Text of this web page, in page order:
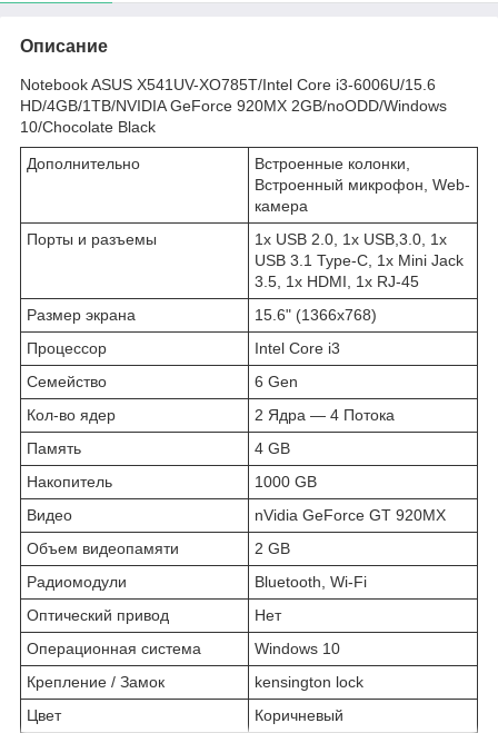
Описание
Notebook ASUS X541UV-XO785T/Intel Core i3-6006U/15.6
HD/4GB/1TB/NVIDIA GeForce 920MX 2GB/noODD/Windows
10/Chocolate Black
Дополнительно
Встроенные колонки,
Встроенный микрофон, Web-
камера
Порты и разъемы
1x USB 2.0, 1x USB,3.0, 1x
USB 3.1 Type-C, 1x Mini Jack
3.5, 1x HDMI, 1x RJ-45
Размер экрана
15.6" (1366x768)
Процессор
Intel Core i3
Семейство
6 Gen
Кол-во ядер
2 Ядра — 4 Потока
Память
4 GB
Накопитель
1000 GB
Видео
nVidia GeForce GT 920MX
Объем видеопамяти
2 GB
Радиомодули
Bluetooth, Wi-Fi
Оптический привод
Нет
Операционная система
Windows 10
Крепление / Замок
kensington lock
Цвет
Коричневый